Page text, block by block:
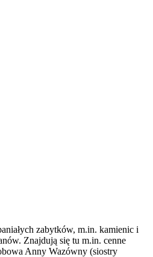
zabytków, m.in. kamienic i
Znajdują się tu m.in. cenne
Anny Wazówny (siostry